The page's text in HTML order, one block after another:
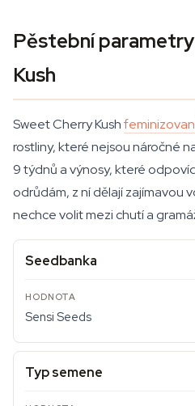
Pěstební
Kush
Sweet Cherry Kush
rostliny, které nejsou náročné
9 týdnů a výnosy, které
odrůdám, z ní dělají zajímavou
nechce volit mezi chutí a
Seedbanka
Sensi Seeds
Typ semene